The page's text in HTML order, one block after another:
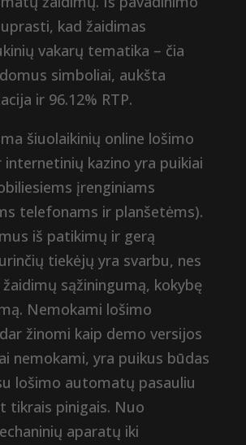
kad žaidimas
vakarų tematika – čia
simboliai, aukšta
ir 96.12% RTP.
šiuolaikinių online lošimo
kazino yra puikiai
įrenginiams
telefonams ir planšetėms).
iš patikimų ir gerą
tiekėjų yra svarbu, nes
sąžiningumą, kokybę
Nemokami lošimo
žinomi kaip demo versijos
nemokami, yra puikus būdas
lošimo automatų pasauliu
tikrais pinigais. Nuo
aparatų iki